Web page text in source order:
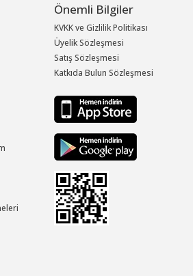
Önemli Bilgiler
KVKK ve Gizlilik Politikası
Üyelik Sözleşmesi
Satış Sözleşmesi
Katkıda Bulun Sözleşmesi